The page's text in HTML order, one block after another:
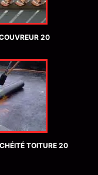
20
TOITURE 20